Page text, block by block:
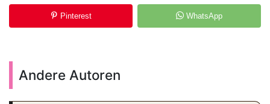
Pinterest WhatsApp
Andere Autoren